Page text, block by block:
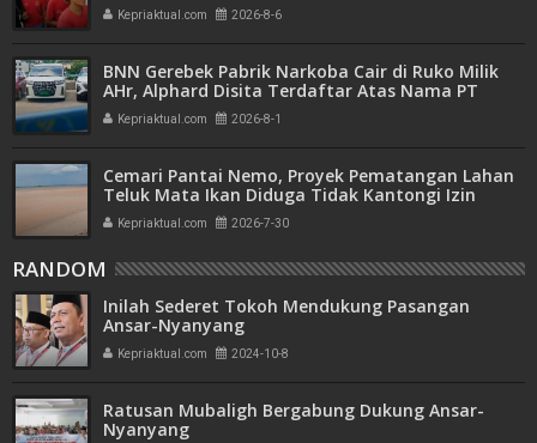
Azzurah dan Risma Divonis 2 Tahun 6 Bulan
Kepriaktual.com 2026-8-6
BNN Gerebek Pabrik Narkoba Cair di Ruko Milik
AHr, Alphard Disita Terdaftar Atas Nama PT
Mitra Usaha Properti
Kepriaktual.com 2026-8-1
Cemari Pantai Nemo, Proyek Pematangan Lahan
Teluk Mata Ikan Diduga Tidak Kantongi Izin
Amdal
Kepriaktual.com 2026-7-30
RANDOM
Inilah Sederet Tokoh Mendukung Pasangan
Ansar-Nyanyang
Kepriaktual.com 2024-10-8
Ratusan Mubaligh Bergabung Dukung Ansar-
Nyanyang